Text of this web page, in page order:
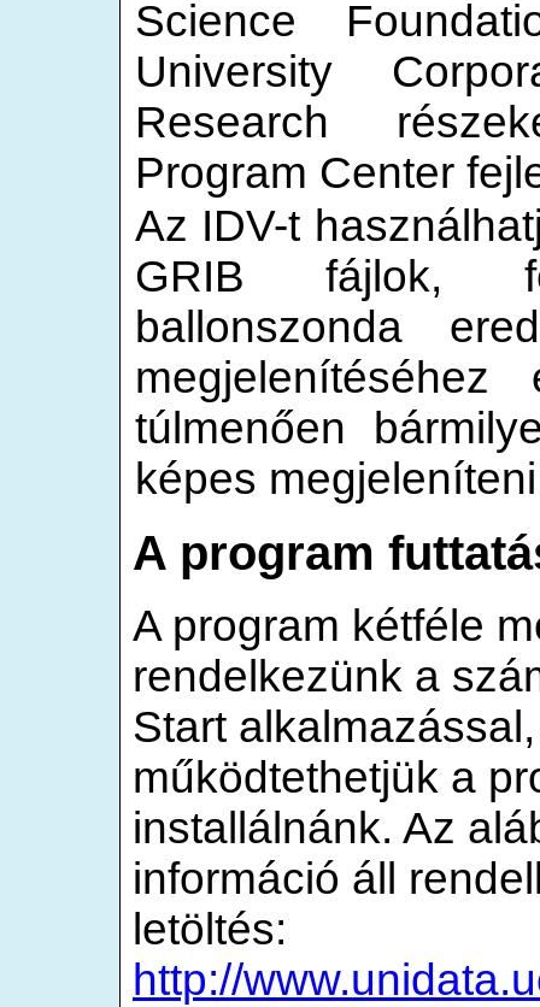
Science
University
Research
Program Center
Az IDV-t
GRIB fájlok,
ballonszonda
túlmenően
képes
A program
A program kétféle
rendelkezünk a
Start
működtethetjük a
installálnánk. Az
információ áll
letöltés:
http://